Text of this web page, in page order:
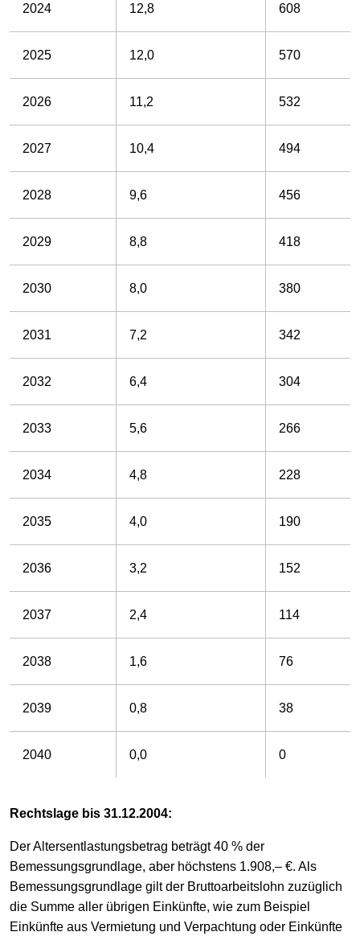
2024 12,8 608
2025 12,0 570
2026 11,2 532
2027 10,4 494
2028 9,6 456
2029 8,8 418
2030 8,0 380
2031 7,2 342
2032 6,4 304
2033 5,6 266
2034 4,8 228
2035 4,0 190
2036 3,2 152
2037 2,4 114
2038 1,6 76
2039 0,8 38
2040 0,0 0
Rechtslage bis 31.12.2004:
Der Altersentlastungsbetrag beträgt 40 % der
Bemessungsgrundlage, aber höchstens 1.908,– €. Als
Bemessungsgrundlage gilt der Bruttoarbeitslohn zuzüglich
die Summe aller übrigen Einkünfte, wie zum Beispiel
Einkünfte aus Vermietung und Verpachtung oder Einkünfte